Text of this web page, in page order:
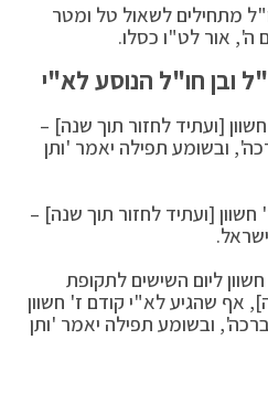
מתחילים לשאול טל ומטר
ה', אור לט"ו כסלו.
ובן חו"ל הנוסע לא"י
[ועתיד לחזור תוך שנה] –
ובשומע תפילה יאמר 'ותן
[ועתיד לחזור תוך שנה] –
ליום השישים לתקופת
אף שהגיע לא"י קודם ז' חשוון
ובשומע תפילה יאמר 'ותן